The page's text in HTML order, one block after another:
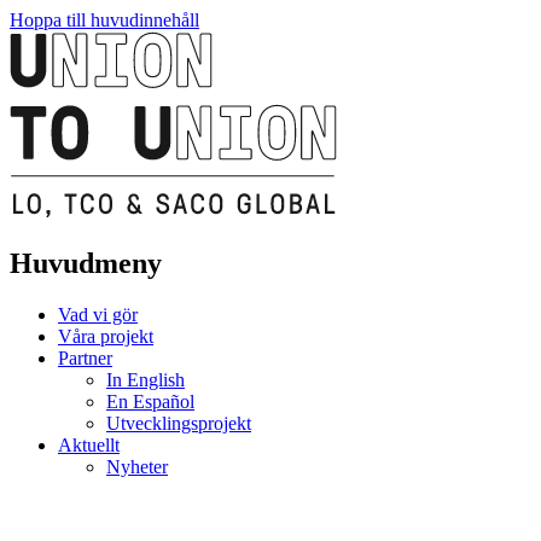
Hoppa till huvudinnehåll
Huvudmeny
Vad vi gör
Våra projekt
Partner
In English
En Español
Utvecklingsprojekt
Aktuellt
Nyheter